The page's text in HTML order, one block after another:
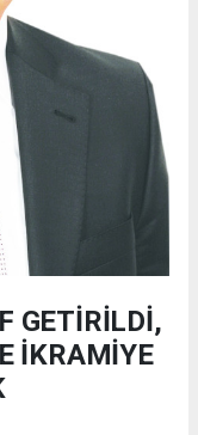
GETİRİLDİ,
İKRAMİYE